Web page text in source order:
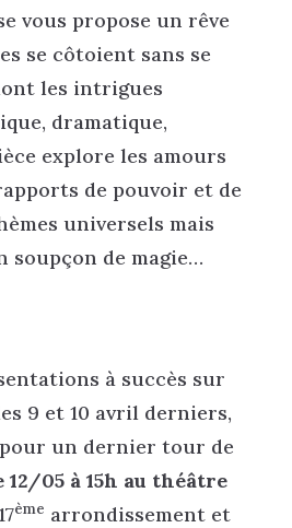
vous propose un rêve
se côtoient sans se
les intrigues
dramatique,
explore les amours
de pouvoir et de
universels mais
soupçon de magie…
à succès sur
9 et 10 avril derniers,
un dernier tour de
12/05 à 15h au théâtre
ème arrondissement et